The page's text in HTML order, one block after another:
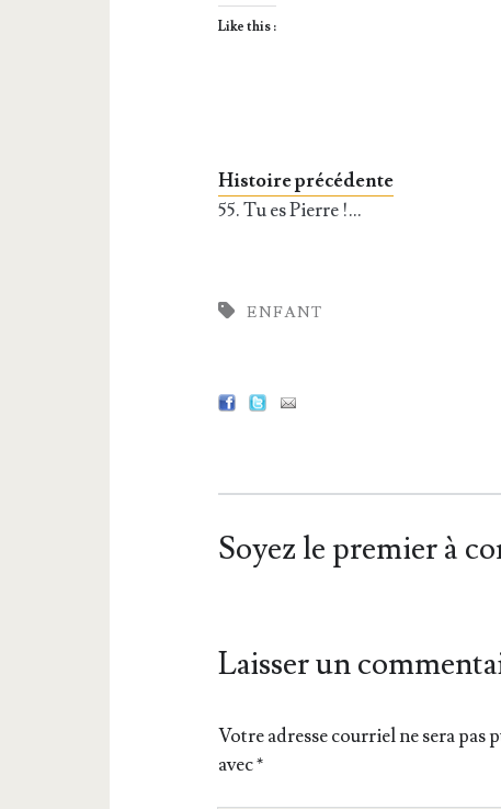
Like this :
Histoire précédente
55. Tu es Pierre !…
ENFANT
Soyez le premier à
Laisser un
Votre adresse courriel ne sera pas
avec*